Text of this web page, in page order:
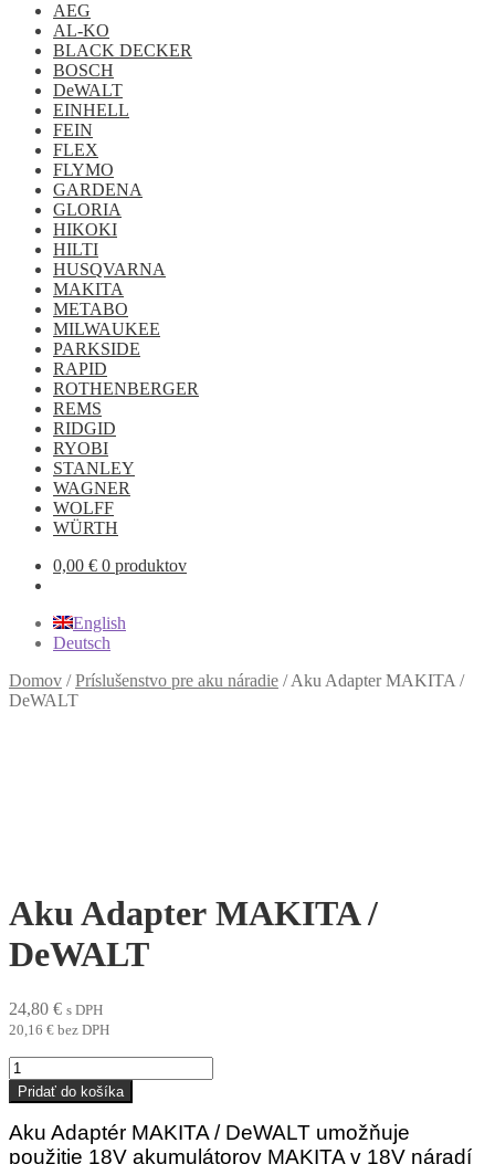
AEG
AL-KO
BLACK DECKER
BOSCH
DeWALT
EINHELL
FEIN
FLEX
FLYMO
GARDENA
GLORIA
HIKOKI
HILTI
HUSQVARNA
MAKITA
METABO
MILWAUKEE
PARKSIDE
RAPID
ROTHENBERGER
REMS
RIDGID
RYOBI
STANLEY
WAGNER
WOLFF
WÜRTH
0,00 € 0 produktov
English
Deutsch
Domov /Príslušenstvo pre aku náradie /Aku Adapter MAKITA /
DeWALT
Aku Adapter MAKITA /
DeWALT
24,80 € s DPH
20,16 € bez DPH
množstvo
Aku
Adapter MAKITA
DeWALT
Pridať do košíka
Aku Adaptér MAKITA / DeWALT umožňuje
použitie 18V akumulátorov MAKITA v 18V náradí